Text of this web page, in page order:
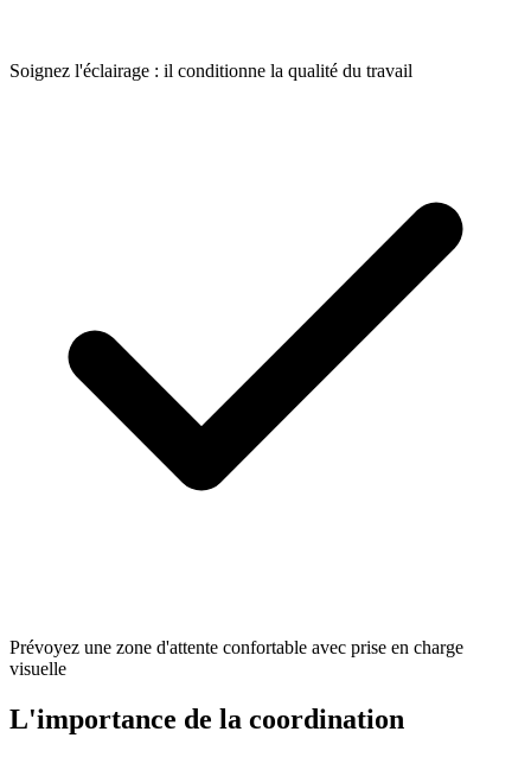
Soignez l'éclairage : il conditionne la qualité du travail
Prévoyez une zone d'attente confortable avec prise en charge
visuelle
L'importance de la coordination